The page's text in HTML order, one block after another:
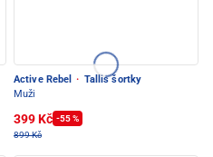
Active Rebel · Tallis šortky
Muži
399 Kč -55 %
899 Kč